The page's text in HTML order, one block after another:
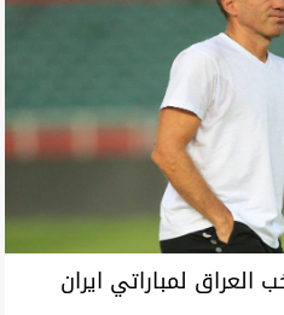
لمباراتي ايران